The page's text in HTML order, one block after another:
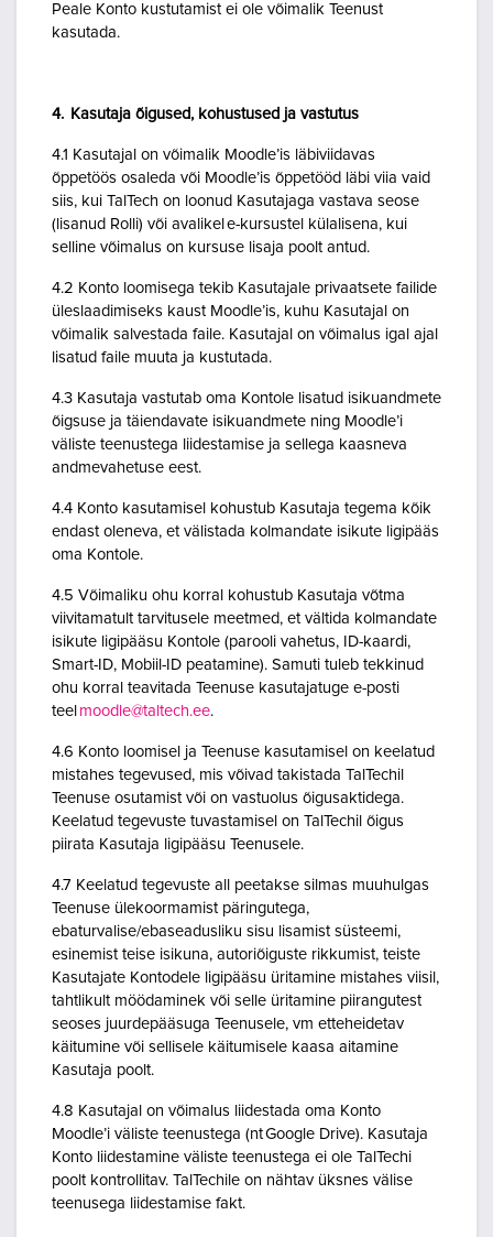
Peale Konto kustutamist ei ole võimalik Teenust
kasutada.
4. Kasutaja õigused, kohustused ja vastutus
4.1 Kasutajal on võimalik Moodle’is läbiviidavas
õppetöös osaleda või Moodle’is õppetööd läbi viia vaid
siis, kui TalTech on loonud Kasutajaga vastava seose
(lisanud Rolli) või avalikel e-kursustel külalisena, kui
selline võimalus on kursuse lisaja poolt antud.
4.2 Konto loomisega tekib Kasutajale privaatsete failide
üleslaadimiseks kaust Moodle’is, kuhu Kasutajal on
võimalik salvestada faile. Kasutajal on võimalus igal ajal
lisatud faile muuta ja kustutada.
4.3 Kasutaja vastutab oma Kontole lisatud isikuandmete
õigsuse ja täiendavate isikuandmete ning Moodle’i
väliste teenustega liidestamise ja sellega kaasneva
andmevahetuse eest.
4.4 Konto kasutamisel kohustub Kasutaja tegema kõik
endast oleneva, et välistada kolmandate isikute ligipääs
oma Kontole.
4.5 Võimaliku ohu korral kohustub Kasutaja võtma
viivitamatult tarvitusele meetmed, et vältida kolmandate
isikute ligipääsu Kontole (parooli vahetus, ID-kaardi,
Smart-ID, Mobiil-ID peatamine). Samuti tuleb tekkinud
ohu korral teavitada Teenuse kasutajatuge e-posti
teel moodle@taltech.ee.
4.6 Konto loomisel ja Teenuse kasutamisel on keelatud
mistahes tegevused, mis võivad takistada TalTechil
Teenuse osutamist või on vastuolus õigusaktidega.
Keelatud tegevuste tuvastamisel on TalTechil õigus
piirata Kasutaja ligipääsu Teenusele.
4.7 Keelatud tegevuste all peetakse silmas muuhulgas
Teenuse ülekoormamist päringutega,
ebaturvalise/ebaseadusliku sisu lisamist süsteemi,
esinemist teise isikuna, autoriõiguste rikkumist, teiste
Kasutajate Kontodele ligipääsu üritamine mistahes viisil,
tahtlikult möödaminek või selle üritamine piirangutest
seoses juurdepääsuga Teenusele, vm etteheidetav
käitumine või sellisele käitumisele kaasa aitamine
Kasutaja poolt.
4.8 Kasutajal on võimalus liidestada oma Konto
Moodle’i väliste teenustega (nt Google Drive). Kasutaja
Konto liidestamine väliste teenustega ei ole TalTechi
poolt kontrollitav. TalTechile on nähtav üksnes välise
teenusega liidestamise fakt.